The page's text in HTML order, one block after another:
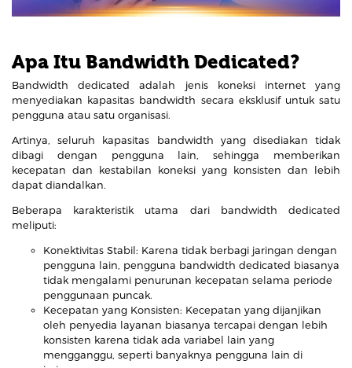
Apa Itu Bandwidth Dedicated?
Bandwidth dedicated adalah jenis koneksi internet yang
menyediakan kapasitas bandwidth secara eksklusif untuk satu
pengguna atau satu organisasi.
Artinya, seluruh kapasitas bandwidth yang disediakan tidak
dibagi dengan pengguna lain, sehingga memberikan
kecepatan dan kestabilan koneksi yang konsisten dan lebih
dapat diandalkan.
Beberapa karakteristik utama dari bandwidth dedicated
meliputi:
Konektivitas Stabil: Karena tidak berbagi jaringan dengan
pengguna lain, pengguna bandwidth dedicated biasanya
tidak mengalami penurunan kecepatan selama periode
penggunaan puncak.
Kecepatan yang Konsisten: Kecepatan yang dijanjikan
oleh penyedia layanan biasanya tercapai dengan lebih
konsisten karena tidak ada variabel lain yang
mengganggu, seperti banyaknya pengguna lain di